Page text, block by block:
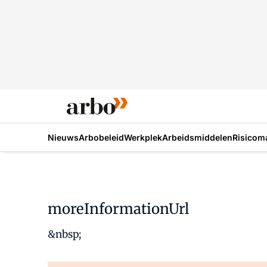
NieuwsArbobeleidWerkplekArbeidsmiddelen
moreInformationUrl
&nbsp;